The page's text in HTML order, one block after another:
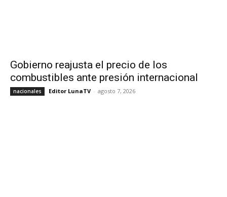
Gobierno reajusta el precio de los
combustibles ante presión internacional
nacionales Editor LunaTV - agosto 7, 2026